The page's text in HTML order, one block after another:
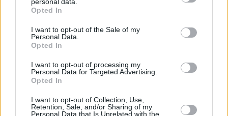
grant or deny consent to Google and its third-party tags to
use your data for below specified purposes in below Google
consent section.
Opted In
I want to opt-out of the Sale of my
Personal Data.
Opted In
I want to opt-out of processing my
Personal Data for Targeted Advertising.
Opted In
I want to opt-out of Collection, Use,
Retention, Sale, and/or Sharing of my
Personal Data that Is Unrelated with the
Orbán mag in ernsten Schwierigkeiten stecken, aber er wird
Median hat auch Péter Magyar zum Sieger des
“Redewettbewerbs” vom 15. März gekürt: mehr hörten